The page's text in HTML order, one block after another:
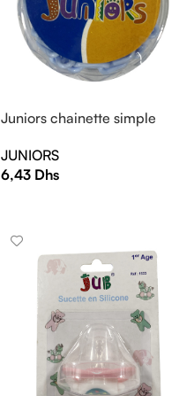
Juniors chainette simple
JUNIORS
6,43 Dhs